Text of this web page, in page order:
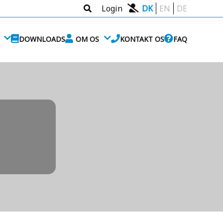
Login DK EN DE
DOWNLOADS OM OS KONTAKT OS FAQ